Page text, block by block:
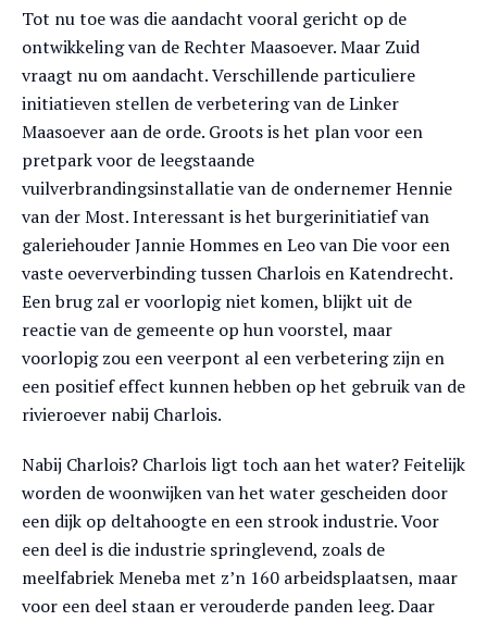
Tot nu toe was die aandacht vooral gericht op de
ontwikkeling van de Rechter Maasoever. Maar Zuid
vraagt nu om aandacht. Verschillende particuliere
initiatieven stellen de verbetering van de Linker
Maasoever aan de orde. Groots is het plan voor een
pretpark voor de leegstaande
vuilverbrandingsinstallatie van de ondernemer Hennie
van der Most. Interessant is het burgerinitiatief van
galeriehouder Jannie Hommes en Leo van Die voor een
vaste oeververbinding tussen Charlois en Katendrecht.
Een brug zal er voorlopig niet komen, blijkt uit de
reactie van de gemeente op hun voorstel, maar
voorlopig zou een veerpont al een verbetering zijn en
een positief effect kunnen hebben op het gebruik van de
rivieroever nabij Charlois.
Nabij Charlois? Charlois ligt toch aan het water? Feitelijk
worden de woonwijken van het water gescheiden door
een dijk op deltahoogte en een strook industrie. Voor
een deel is die industrie springlevend, zoals de
meelfabriek Meneba met z’n 160 arbeidsplaatsen, maar
voor een deel staan er verouderde panden leeg. Daar